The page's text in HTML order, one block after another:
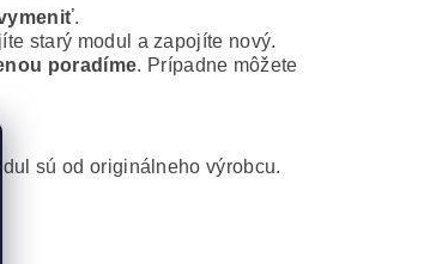
.
starý modul a zapojíte nový.
poradíme. Prípadne môžete
sú od originálneho výrobcu.